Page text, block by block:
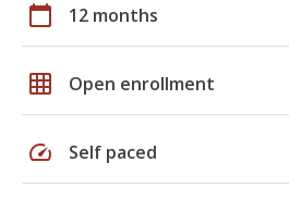
calendar_today 12 months
grid_on Open enrollment
speed Self paced